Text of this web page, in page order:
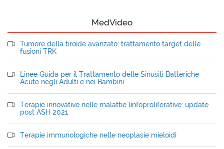
MedVideo
Tumore della tiroide avanzato: trattamento target delle
fusioni TRK
Linee Guida per il Trattamento delle Sinusiti Batteriche
Acute negli Adulti e nei Bambini
Terapie innovative nelle malattie linfoproliferative: update
post ASH 2021
Terapie immunologiche nelle neoplasie mieloidi